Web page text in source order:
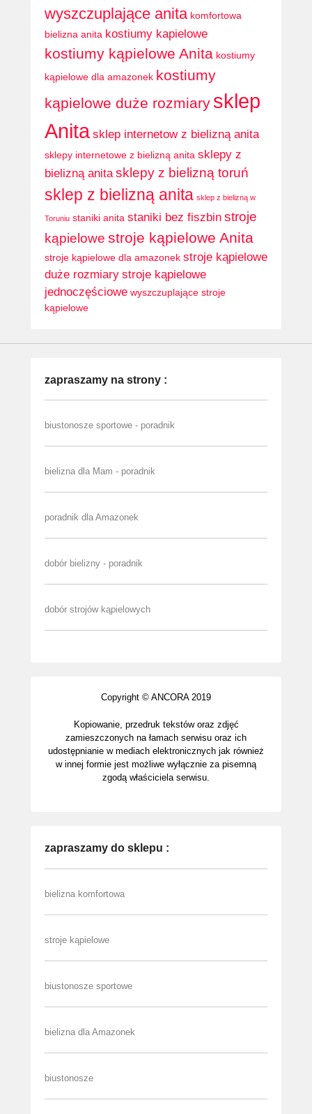
wyszczuplające anita komfortowa
bielizna anita kostiumy kapielowe
kostiumy kąpielowe Anita kostiumy
kąpielowe dla amazonek kostiumy
kąpielowe duże rozmiary sklep
Anita sklep internetow z bielizną anita
sklepy internetowe z bielizną anita sklepy z
bielizną anita sklepy z bielizną toruń
sklep z bielizną anita sklep z bielizną w
Toruniu staniki anita staniki bez fiszbin stroje
kąpielowe stroje kąpielowe Anita
stroje kąpielowe dla amazonek stroje kąpielowe
duże rozmiary stroje kąpielowe
jednoczęściowe wyszczuplające stroje
kąpielowe
zapraszamy na strony :
biustonosze sportowe - poradnik
bielizna dla Mam - poradnik
poradnik dla Amazonek
dobór bielizny - poradnik
dobór strojów kąpielowych
Copyright © ANCORA 2019
Kopiowanie, przedruk tekstów oraz zdjęć
zamieszczonych na łamach serwisu oraz ich
udostępnianie w mediach elektronicznych jak również
w innej formie jest możliwe wyłącznie za pisemną
zgodą właściciela serwisu.
zapraszamy do sklepu :
bielizna komfortowa
stroje kąpielowe
biustonosze sportowe
bielizna dla Amazonek
biustonosze